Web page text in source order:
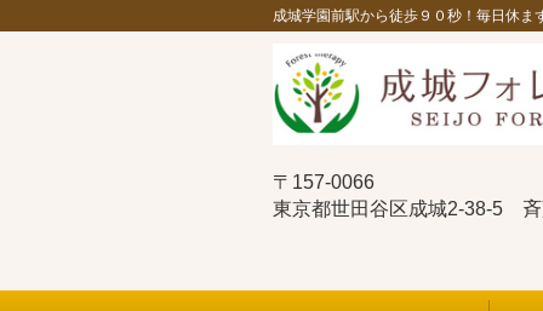
成城学園前駅から徒歩９０秒！毎日休
〒157-0066
東京都世田谷区成城2-38-5